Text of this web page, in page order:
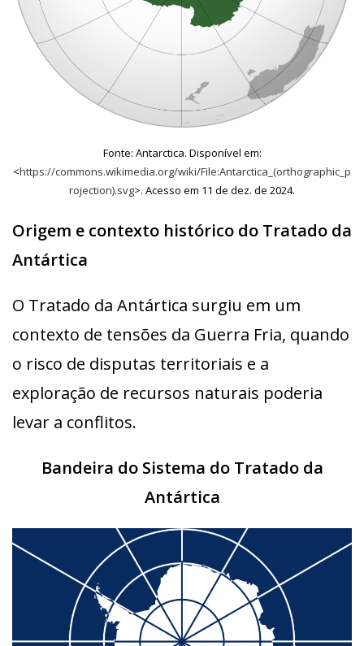
Fonte: Antarctica. Disponível em:
<https://commons.wikimedia.org/wiki/File:Antarctica_(orthographic_p
rojection).svg>. Acesso em 11 de dez. de 2024.
Origem e contexto histórico do Tratado da
Antártica
O Tratado da Antártica surgiu em um
contexto de tensões da Guerra Fria, quando
o risco de disputas territoriais e a
exploração de recursos naturais poderia
levar a conflitos.
Bandeira do Sistema do Tratado da
Antártica